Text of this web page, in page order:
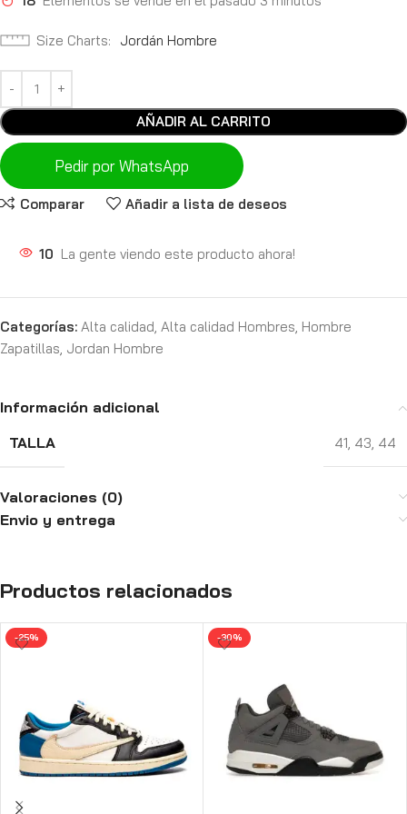
Size Charts Jordán Hombre
AÑADIR AL CARRITO
Pedir por WhatsApp
Comparar Añadir a lista de deseos
10 La gente viendo este producto ahora!
Categorías: Alta calidad, Alta calidad Hombres, Hombre
Zapatillas, Jordan Hombre
Información adicional
TALLA
41, 43, 44
Valoraciones (0)
Envio y entrega
Productos relacionados
-25% -30%